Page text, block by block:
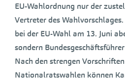
EU-Wahlordnung nur der
Vertreter des
bei der EU-Wahl am 13. Juni
sondern
Nach den strengen
Nationalratswahlen können